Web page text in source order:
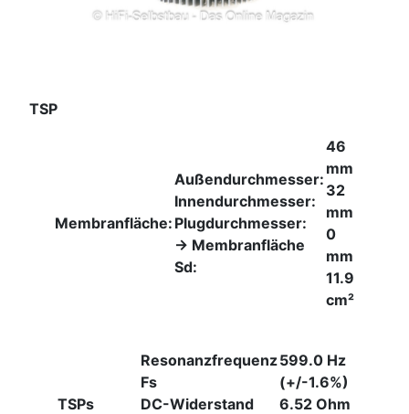
TSP
Membranfläche:
Außendurchmesser:
Innendurchmesser:
Plugdurchmesser:
-> Membranfläche
Sd:
46
mm
32
mm
0
mm
11.9
cm²
TSPs
Resonanzfrequenz
Fs
DC-Widerstand
599.0 Hz
(+/-1.6%)
6.52 Ohm